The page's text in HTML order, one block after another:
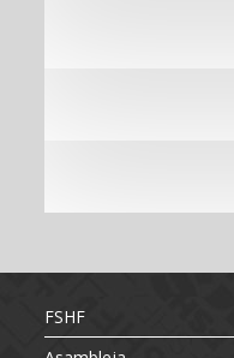
FSHF